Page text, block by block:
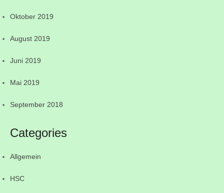
Oktober 2019
August 2019
Juni 2019
Mai 2019
September 2018
Categories
Allgemein
HSC